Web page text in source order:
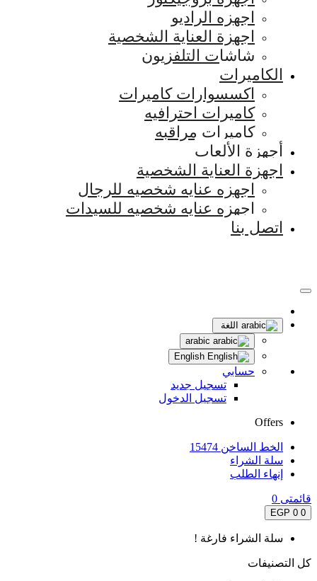
اجهزه الراديو
اجهزة العناية الشخصية
شاشات التلفزيون
الكاميرات
اكسسوارات كاميرات
كاميرات احترافيه
كاميرات مراقبه
أجهزة الألعاب
اجهزة العناية الشخصية
اجهزه عنايه شخصيه للرجال
اجهزه عنايه شخصيه للسيدات
اتصل بنا
اللغة
حسابي
تسجيل جديد
تسجيل الدخول
Offers
الخط الساخن 15474
سلة الشراء
إنهاء الطلب
قائمتى 0
0
0 EGP
سلة الشراء فارغة !
كل التصنيفات